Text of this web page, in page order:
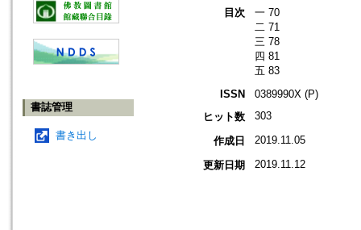
書誌管理
書き出し
目次
一 70
二 71
三 78
四 81
五 83
ISSN
0389990X (P)
ヒット数
303
作成日 2019.11.05
更新日期 2019.11.12